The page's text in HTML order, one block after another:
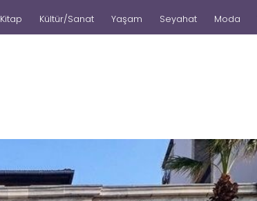
Kitap Kültür/Sanat Yaşam Seyahat Moda